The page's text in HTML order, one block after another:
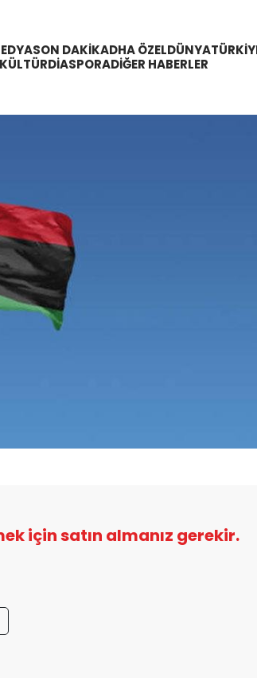
SON DAKIKADHA ÖZELDÜNYA
DIASPORADIĞER HABERLER
için satın almanız gerekir.